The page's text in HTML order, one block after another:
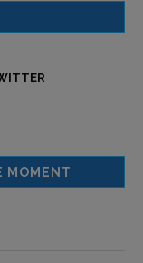
MOMENT